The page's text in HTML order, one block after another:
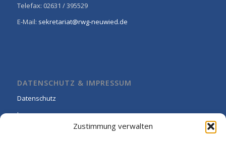
Zustimmung verwalten
Telefax: 02631 / 395529
E-Mail: sekretariat@rwg-neuwied.de
DATENSCHUTZ & IMPRESSUM
Datenschutz
Impressum
Cookie-Richtlinie (EU)